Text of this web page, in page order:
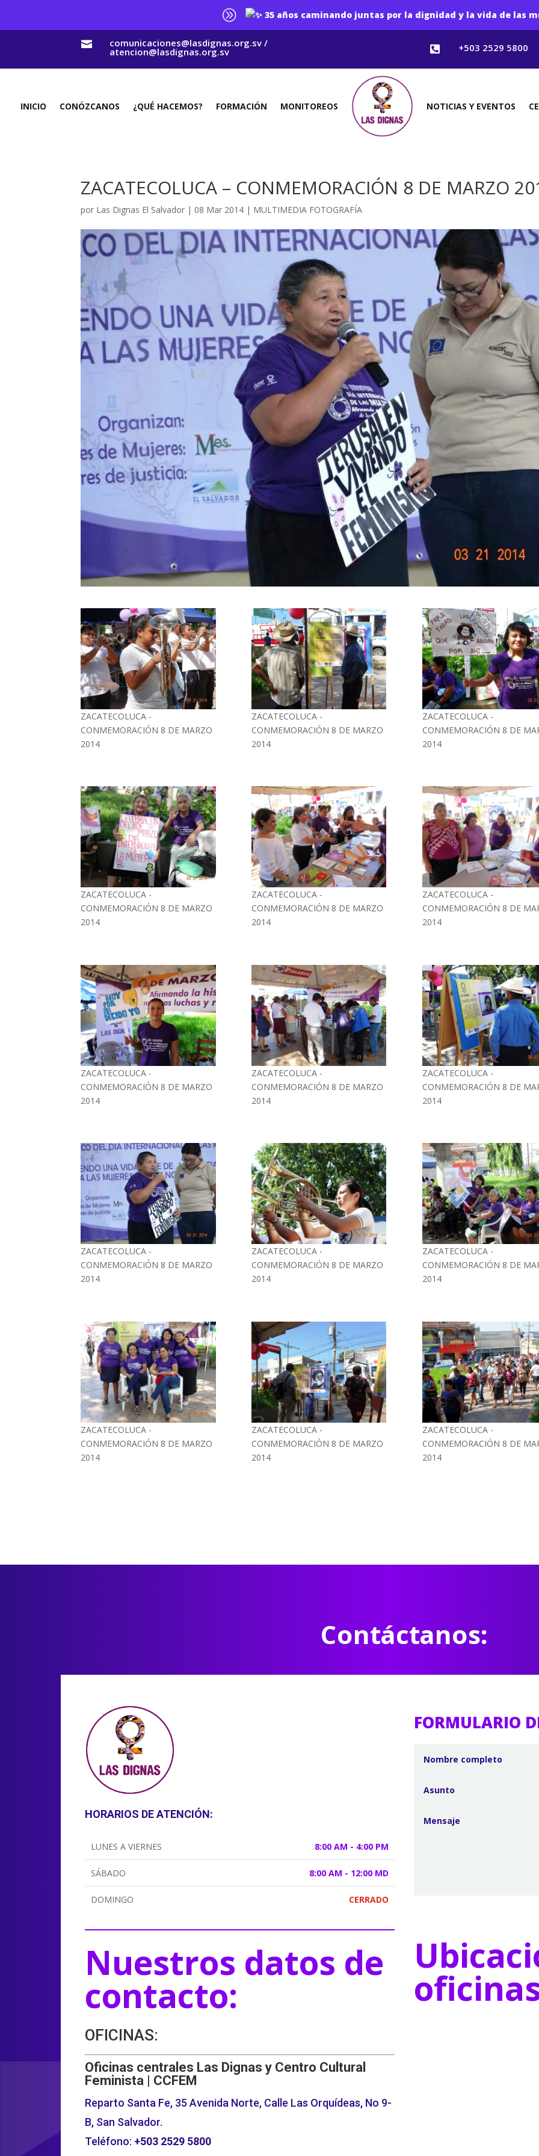
A 35 años caminando juntas por la dignidad y la vida de las
 comunicaciones@lasdignas.org.sv /
atencion@lasdignas.org.sv  +503 2529 5800
INICIO CONÓZCANOS ¿QUÉ HACEMOS? FORMACIÓN MONITOREOS NOTICIAS Y EVENTOS
ZACATECOLUCA – CONMEMORACIÓN 8 DE MARZO
por Las Dignas El Salvador | 08 Mar 2014 | MULTIMEDIA FOTOGRAFÍA
ZACATECOLUCA -
CONMEMORACIÓN 8 DE MARZO
2014
ZACATECOLUCA -
CONMEMORACIÓN 8 DE MARZO
2014
ZACATECOLUCA -
CONMEMORACIÓN 8 DE
2014
ZACATECOLUCA -
CONMEMORACIÓN 8 DE MARZO
2014
ZACATECOLUCA -
CONMEMORACIÓN 8 DE MARZO
2014
ZACATECOLUCA -
CONMEMORACIÓN 8 DE
2014
ZACATECOLUCA -
CONMEMORACIÓN 8 DE MARZO
2014
ZACATECOLUCA -
CONMEMORACIÓN 8 DE MARZO
2014
ZACATECOLUCA -
CONMEMORACIÓN 8 DE
2014
ZACATECOLUCA -
CONMEMORACIÓN 8 DE MARZO
2014
ZACATECOLUCA -
CONMEMORACIÓN 8 DE MARZO
2014
ZACATECOLUCA -
CONMEMORACIÓN 8 DE
2014
ZACATECOLUCA -
CONMEMORACIÓN 8 DE MARZO
2014
ZACATECOLUCA -
CONMEMORACIÓN 8 DE MARZO
2014
ZACATECOLUCA -
CONMEMORACIÓN 8 DE
2014
Contáctanos:
HORARIOS DE ATENCIÓN:
LUNES A VIERNES 8:00 AM - 4:00 PM
SÁBADO 8:00 AM - 12:00 MD
DOMINGO CERRADO
Nuestros datos de
contacto:
OFICINAS:
Oficinas centrales Las Dignas y Centro Cultural
Feminista | CCFEM
Reparto Santa Fe, 35 Avenida Norte, Calle Las Orquídeas, No 9-
B, San Salvador.
Teléfono: +503 2529 5800
FORMULARIO